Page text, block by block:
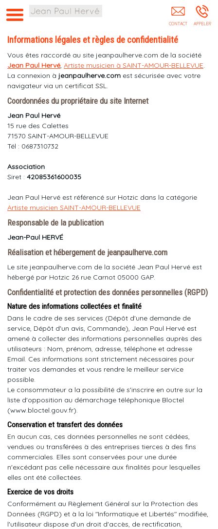
Jean-Paul Hervé Collectif De Musiciens Jazz
Electro Facteur Soudain SAINT-AMOUR-
Informations légales et règles de confidentialité
Vous êtes raccordé au site jeanpaulherve.com de la société
Jean Paul Hervé, Artiste musicien à SAINT-AMOUR-BELLEVUE.
La connexion à jeanpaulherve.com est sécurisée avec votre
navigateur via un certificat SSL.
Coordonnées du propriétaire du site Internet
Jean Paul Hervé
15 rue des Calettes
71570 SAINT-AMOUR-BELLEVUE
Tél : 0687310732
Association
Siret : 42085361600035
Jean Paul Hervé est référencé sur Hotzic dans la catégorie
Artiste musicien SAINT-AMOUR-BELLEVUE
Responsable de la publication
Jean-Paul HERVÉ
Réalisation et hébergement de jeanpaulherve.com
Le site jeanpaulherve.com de la société Jean Paul Hervé est
hébergé par Hotzic 26 rue Carnot 05000 GAP.
Confidentialité et protection des données personnelles (RGPD)
Nature des informations collectées et finalité
Dans le cadre de ses services (Dépôt d'une demande de
service, Dépôt d'un avis, Commande), Jean Paul Hervé est
amené à collecter des informations personnelles auprès des
utilisateurs : Nom, prénom, adresse, téléphone et adresse
Email. Ces informations sont strictement nécessaires pour
traiter vos demandes et vous rendre le meilleur service
possible.
Le consommateur a la possibilité de s'inscrire en outre sur la
liste d'opposition au démarchage téléphonique Bloctel
(www.bloctel.gouv.fr).
Conservation et transfert des données
En aucun cas, ces données personnelles ne sont cédées,
vendues ou transférées à des entreprises tierces à des fins
commerciales. Elles sont conservées pour une durée
n'excédant pas celle nécessaire aux finalités pour lesquelles
elles ont été collectées.
Exercice de vos droits
Conformément au Règlement Général sur la Protection des
Données (RGPD) et à la loi "Informatique et Libertés" modifiée,
l'utilisateur dispose d'un droit d'accès, de rectification,